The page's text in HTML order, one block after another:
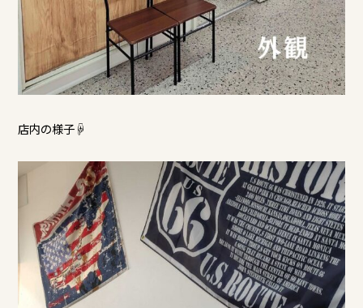
店内の様子☟